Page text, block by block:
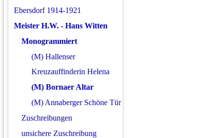
Ebersdorf 1914-1921
Meister H.W. - Hans Witten
Monogrammiert
(M) Hallenser
Kreuzauffinderin Helena
(M) Bornaer Altar
(M) Annaberger Schöne Tür
Zuschreibungen
unsichere Zuschreibung